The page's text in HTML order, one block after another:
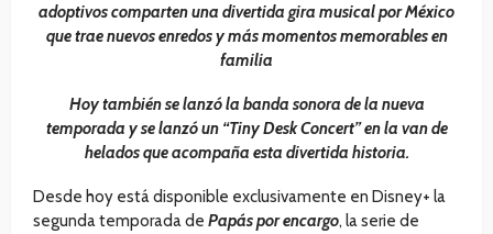
adoptivos comparten una divertida gira musical por México
que trae nuevos enredos y más momentos memorables en
familia
Hoy también se lanzó la banda sonora de la nueva
temporada y se lanzó un “Tiny Desk Concert” en la van de
helados que acompaña esta divertida historia.
Desde hoy está disponible exclusivamente en Disney+ la
segunda temporada de Papás por encargo, la serie de